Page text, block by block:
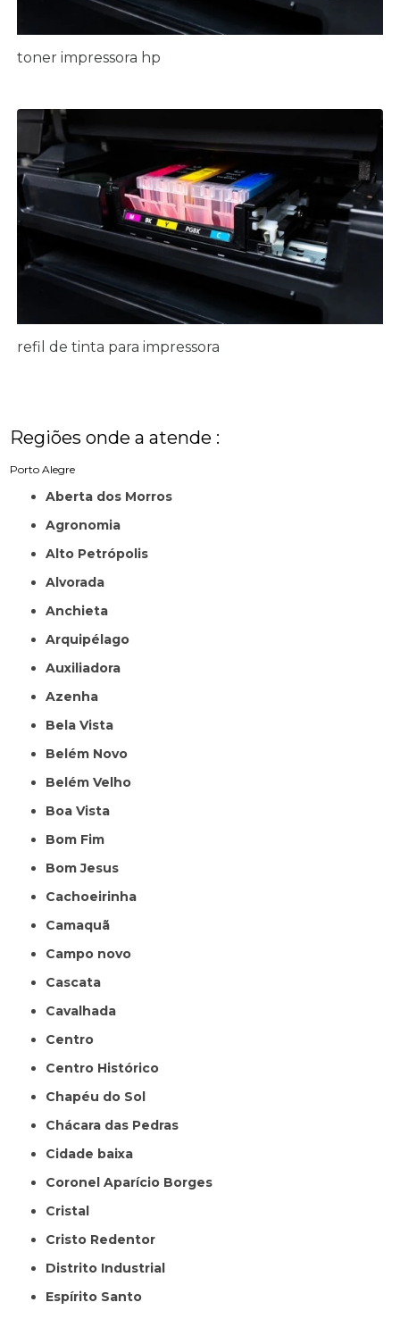
toner impressora hp
refil de tinta para impressora
Regiões onde a atende :
Porto Alegre
Aberta dos Morros
Agronomia
Alto Petrópolis
Alvorada
Anchieta
Arquipélago
Auxiliadora
Azenha
Bela Vista
Belém Novo
Belém Velho
Boa Vista
Bom Fim
Bom Jesus
Cachoeirinha
Camaquã
Campo novo
Cascata
Cavalhada
Centro
Centro Histórico
Chapéu do Sol
Chácara das Pedras
Cidade baixa
Coronel Aparício Borges
Cristal
Cristo Redentor
Distrito Industrial
Espírito Santo